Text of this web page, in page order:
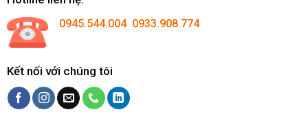
0945.544.004 0933.908.774
Kết nối với chúng tôi